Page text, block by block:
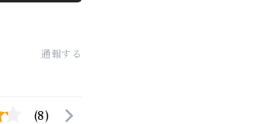
通報する
(8)